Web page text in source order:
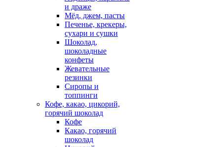
и драже
Мёд, джем, пасты
Печенье, крекеры,
сухари и сушки
Шоколад,
шоколадные
конфеты
Жевательные
резинки
Сиропы и
топпинги
Кофе, какао, цикорий,
горячий шоколад
Кофе
Какао, горячий
шоколад